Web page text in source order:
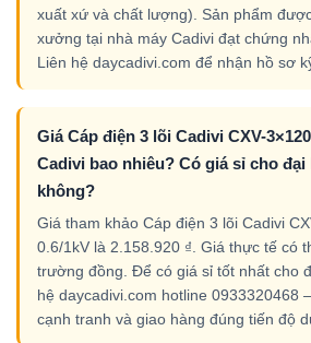
xuất xứ và chất lượng). Sản phẩm
xưởng tại nhà máy Cadivi đạt chứng
Liên hệ daycadivi.com để nhận hồ sơ
Giá Cáp điện 3 lõi Cadivi CXV-
Cadivi bao nhiêu? Có giá sỉ cho đại
không?
Giá tham khảo Cáp điện 3 lõi Cadivi
0.6/1kV là 2.158.920 ₫. Giá thực tế có
trường đồng. Để có giá sỉ tốt nhất cho
hệ daycadivi.com hotline 0933320468
cạnh tranh và giao hàng đúng tiến độ